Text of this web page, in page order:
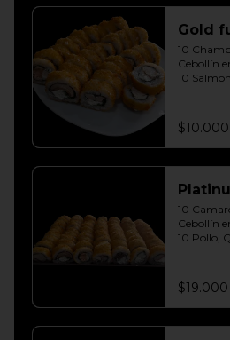
Gold
10
Cebollín
10
envoltura
$10.000
10
Cebollín
10 Pollo,
Cebollín
10
Cebollín
10 Carne,
$19.000